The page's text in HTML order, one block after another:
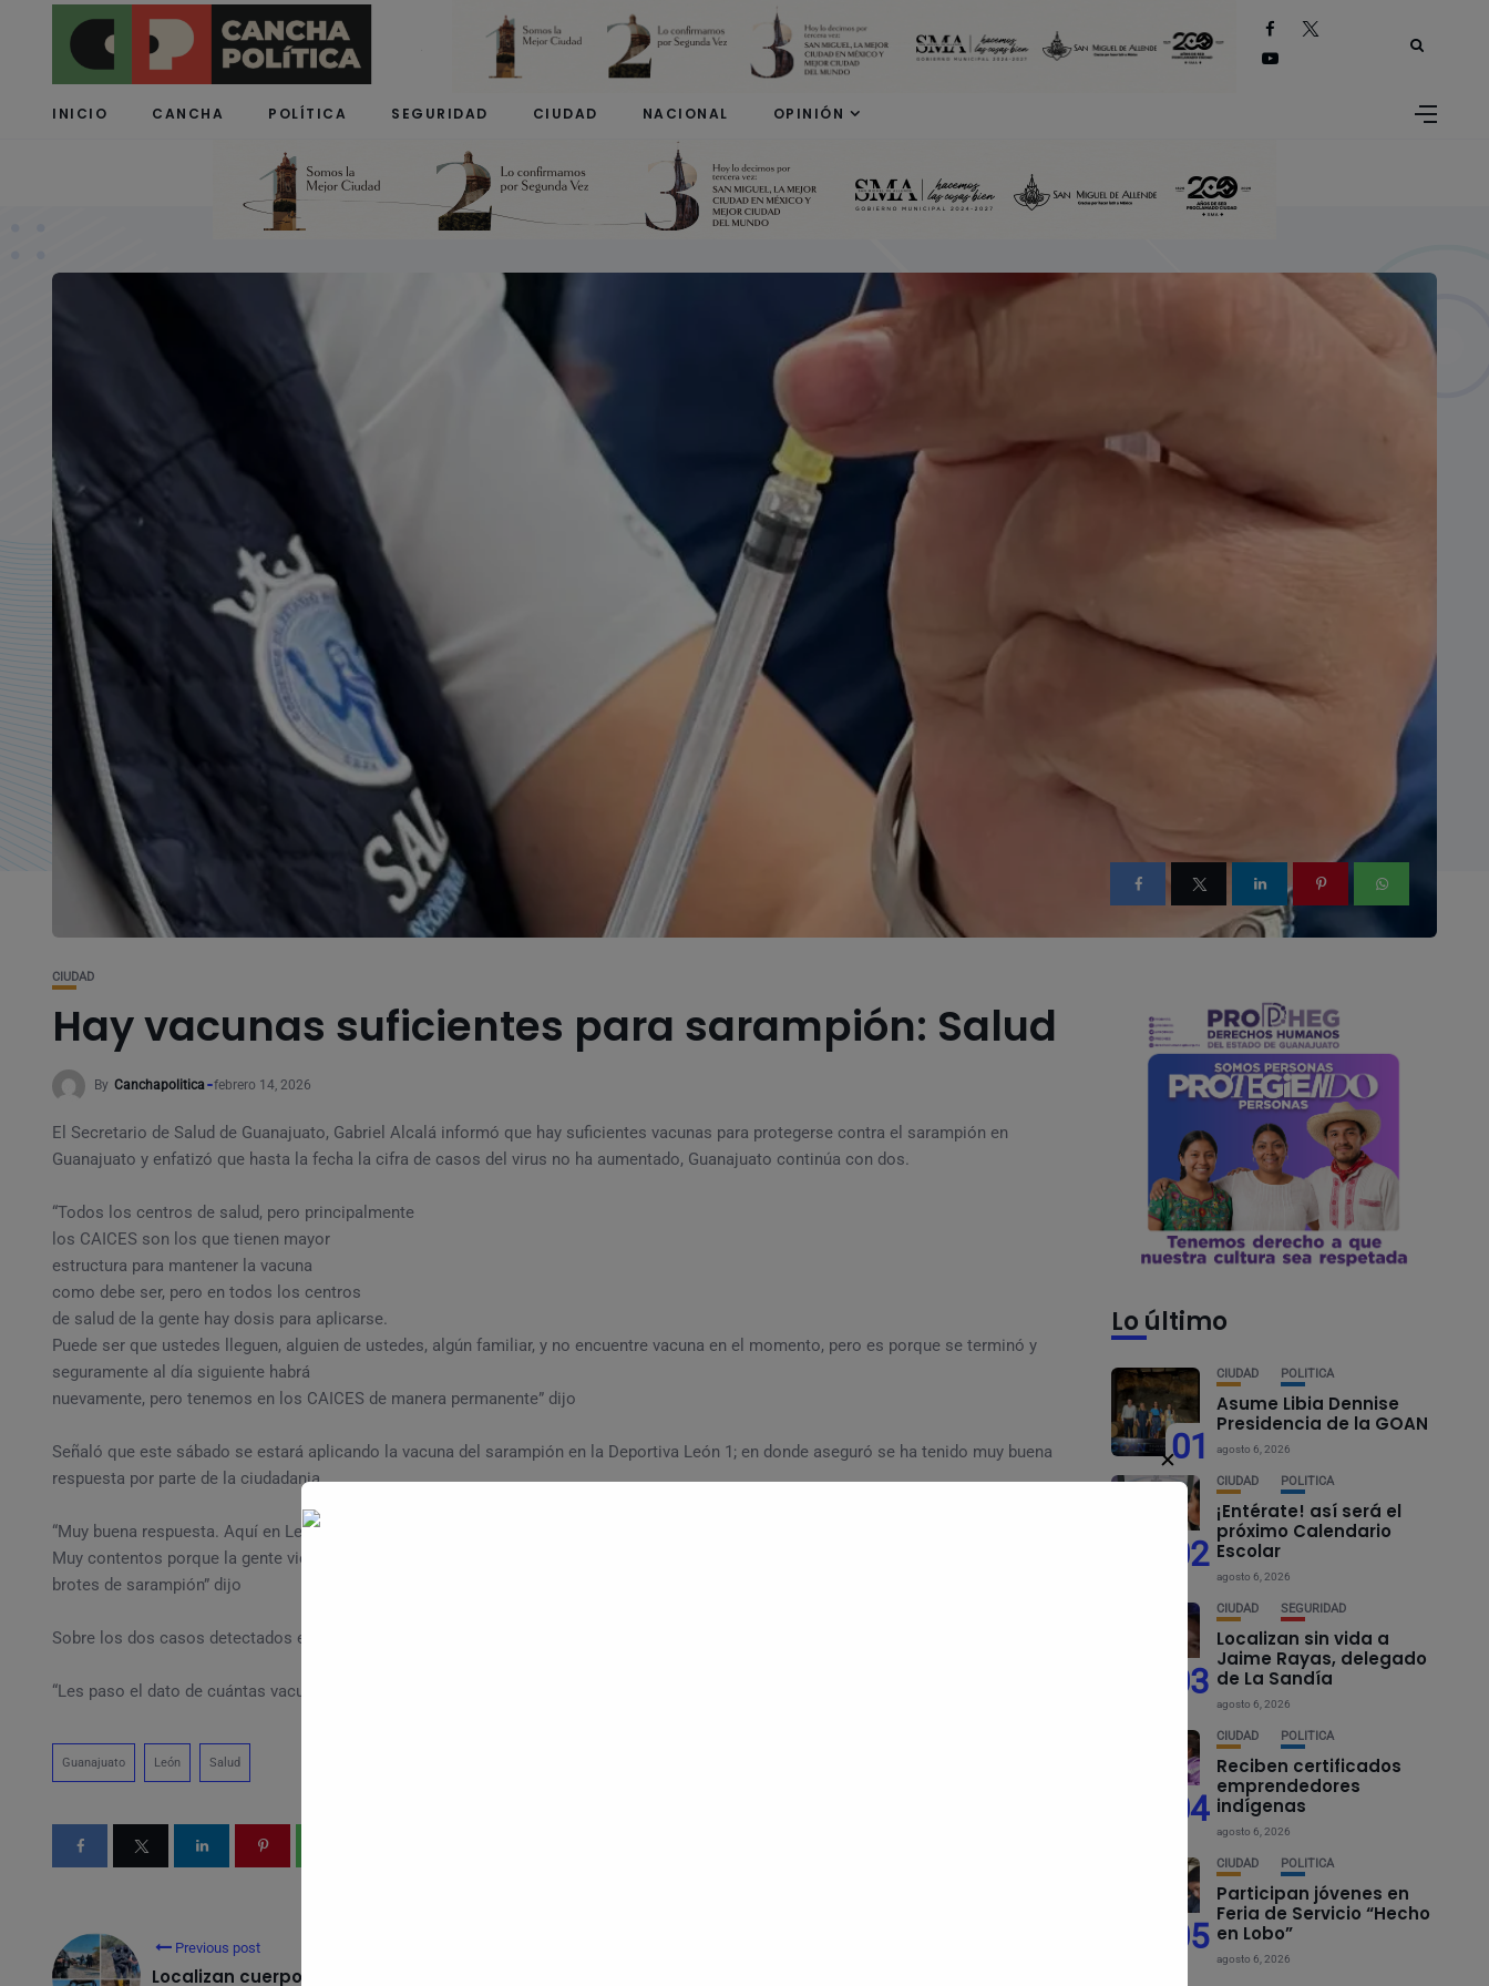
INICIO CANCHA POLÍTICA SEGURIDAD CIUDAD NACIONAL OPINIÓN
CIUDAD
Hay vacunas suficientes para sarampión: Salud
By Canchapolitica febrero 14, 2026
El Secretario de Salud de Guanajuato, Gabriel Alcalá informó que hay suficientes vacunas para protegerse contra el sarampión en
Guanajuato y enfatizó que hasta la fecha la cifra de casos del virus no ha aumentado, Guanajuato continúa con dos.
“Todos los centros de salud, pero principalmente
los CAICES son los que tienen mayor
estructura para mantener la vacuna
como debe ser, pero en todos los centros
de salud de la gente hay dosis para aplicarse.
Puede ser que ustedes lleguen, alguien de ustedes, algún familiar, y no encuentre vacuna en el momento, pero es porque se terminó y
seguramente al día siguiente habrá
nuevamente, pero tenemos en los CAICES de manera permanente” dijo
Señaló que este sábado se estará aplicando la vacuna del sarampión en la Deportiva León 1; en donde aseguró se ha tenido muy buena
respuesta por parte de la ciudadania.
“Muy buena respuesta. Aquí en León, por lo menos, tenemos fila alrededor del recinto en donde estamos, aquí en la Deportiva León 1.
Muy contentos porque la gente viene feliz a vacunarse, viene dispuesta a prevenir el sarampión y con esto vamos a lograr evitar tener
brotes de sarampión” dijo
Sobre los dos casos detectados en León aseguró que los jovenes se encuentran libre de síntomas y se encuentran en buen estado
“Les paso el dato de cuántas vacunas van a llegar, pero creo que son 30 mil vacunas más las que van a llegar la semana que trae” finalizó
Guanajuato León Salud
Previous post
Localizan cuerpo de Sarahí
Lo último
01
CIUDAD POLÍTICA
Asume Libia Dennise
Presidencia de la GOAN
agosto 6, 2026
02
CIUDAD POLÍTICA
¡Entérate! así será el
próximo Calendario
Escolar
agosto 6, 2026
03
CIUDAD SEGURIDAD
Localizan sin vida a
Jaime Rayas, delegado
de La Sandía
agosto 6, 2026
04
CIUDAD POLÍTICA
Reciben certificados
emprendedores
indígenas
agosto 6, 2026
05
CIUDAD POLÍTICA
Participan jóvenes en
Feria de Servicio “Hecho
en Lobo”
agosto 6, 2026
modal-check
✕